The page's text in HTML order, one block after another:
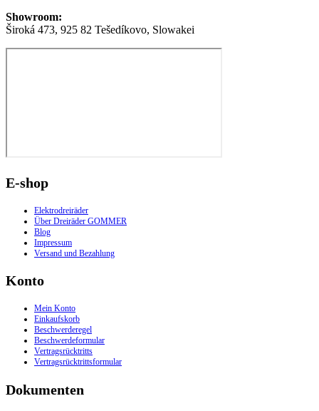
Showroom:
Široká 473, 925 82 Tešedíkovo, Slowakei
E-shop
Elektrodreiräder
Über Dreiräder GOMMER
Blog
Impressum
Versand und Bezahlung
Konto
Mein Konto
Einkaufskorb
Beschwerderegel
Beschwerdeformular
Vertragsrücktritts
Vertragsrücktrittsformular
Dokumenten